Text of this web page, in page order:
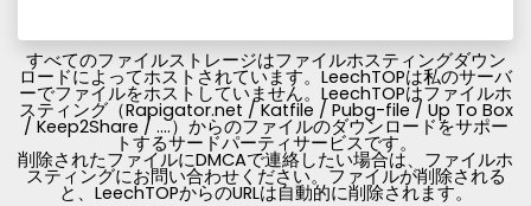
すべてのファイルストレージはファイルホスティングダウン
ロードによってホストされています。LeechTOPは私のサーバ
ーでファイルをホストしていません。LeechTOPはファイルホ
スティング（Rapigator.net / Katfile / Pubg-file / Up To Box
/ Keep2Share / ....）からのファイルのダウンロードをサポー
トするサードパーティサービスです。
削除されたファイルにDMCAで連絡したい場合は、ファイルホ
スティングにお問い合わせください。ファイルが削除される
と、LeechTOPからのURLは自動的に削除されます。